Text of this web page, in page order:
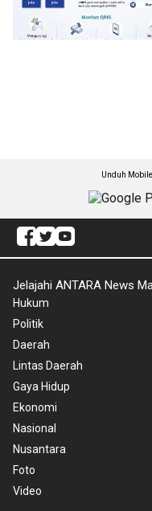
Unduh
Jelajahi ANTARA News
Hukum
Politik
Daerah
Lintas Daerah
Gaya Hidup
Ekonomi
Nasional
Nusantara
Foto
Video